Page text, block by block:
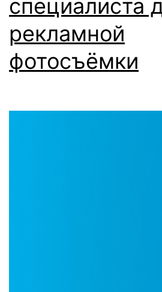
специалиста
рекламной
фотосъёмки